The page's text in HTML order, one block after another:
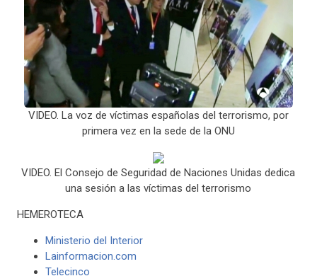
VIDEO. La voz de víctimas españolas del terrorismo, por
primera vez en la sede de la ONU
VIDEO. El Consejo de Seguridad de Naciones Unidas dedica
una sesión a las víctimas del terrorismo
HEMEROTECA
Ministerio del Interior
Lainformacion.com
Telecinco